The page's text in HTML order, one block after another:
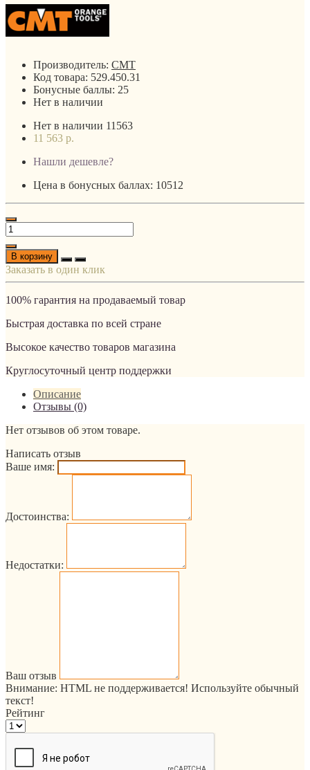
Производитель: CMT
Код товара: 529.450.31
Бонусные баллы: 25
Нет в наличии
Нет в наличии 11563
11 563 р.
Нашли дешевле?
Цена в бонусных баллах: 10512
В корзину
Заказать в один клик
100% гарантия на продаваемый товар
Быстрая доставка по всей стране
Высокое качество товаров магазина
Круглосуточный центр поддержки
Описание
Отзывы (0)
Нет отзывов об этом товаре.
Написать отзыв
Ваше имя:
Достоинства:
Недостатки:
Ваш отзыв
Внимание: HTML не поддерживается! Используйте обычный
текст!
Рейтинг